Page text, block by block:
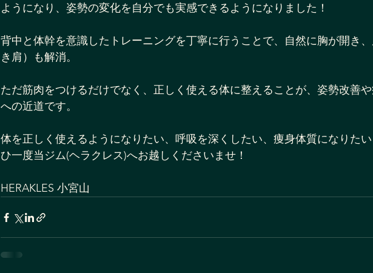
ようになり、姿勢の変化を自分でも実感できるようになりました！
背中と体幹を意識したトレーニングを丁寧に行うことで、自然に胸が開き
き肩）も解消。
ただ筋肉をつけるだけでなく、正しく使える体に整えることが、姿勢改善
への近道です。
体を正しく使えるようになりたい、呼吸を深くしたい、痩身体質になりた
ひ一度当ジム(ヘラクレス)へお越しくださいませ！
HERAKLES 小宮山